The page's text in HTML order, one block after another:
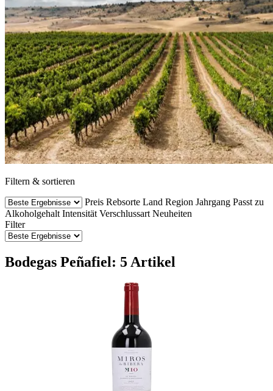
Filtern & sortieren
Preis Rebsorte Land Region Jahrgang Passt zu
Alkoholgehalt Intensität Verschlussart Neuheiten
Filter
Bodegas Peñafiel: 5 Artikel